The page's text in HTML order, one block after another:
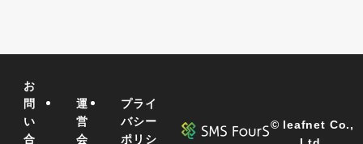
お
問
い
合
運
営
会
プライ
バシー
ポリシ
© leafnet Co.,